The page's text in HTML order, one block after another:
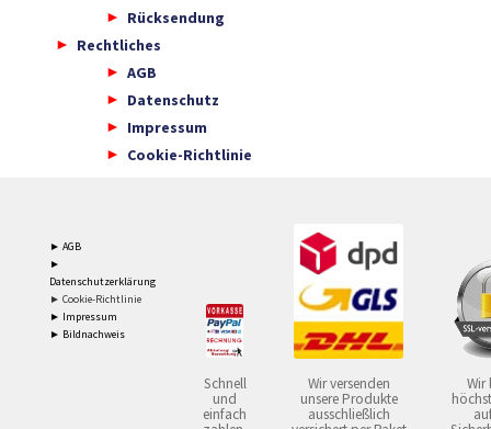
Rücksendung
Rechtliches
AGB
Datenschutz
Impressum
Cookie-Richtlinie
► AGB
►
Datenschutzerklärung
► Cookie-Richtlinie
► Impressum
► Bildnachweis
Schnell
und
einfach
Wir versenden
unsere Produkte
ausschließlich
Wir